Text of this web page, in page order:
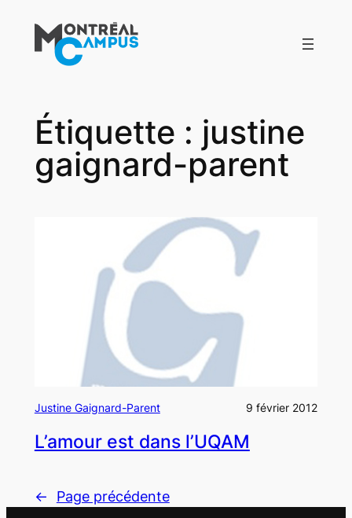
contenu
Étiquette : justine
gaignard-parent
Justine Gaignard-Parent 9 février 2012
L’amour est dans l’UQAM
← Page précédente